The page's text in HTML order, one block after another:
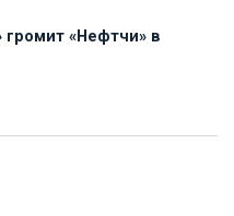
«Нефтчи» в